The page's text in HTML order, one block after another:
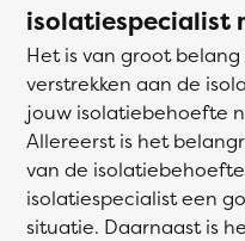
isolatiespecialist
Het is van groot
verstrekken aan de
jouw isolatiebehoefte
Allereerst is het
van de
isolatiespecialist een
situatie. Daarnaast is